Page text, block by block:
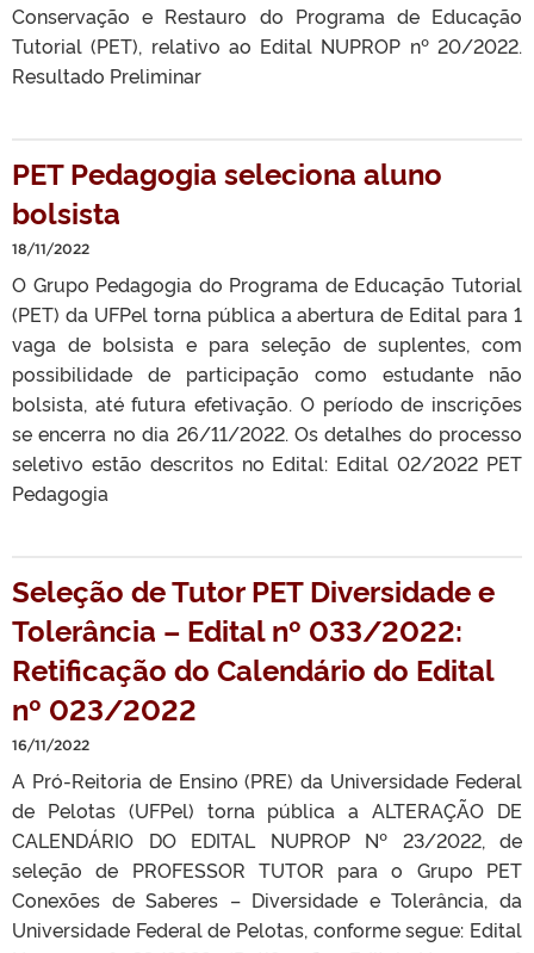
Conservação e Restauro do Programa de Educação
Tutorial (PET), relativo ao Edital NUPROP nº 20/2022.
Resultado Preliminar
PET Pedagogia seleciona aluno
bolsista
18/11/2022
O Grupo Pedagogia do Programa de Educação Tutorial
(PET) da UFPel torna pública a abertura de Edital para 1
vaga de bolsista e para seleção de suplentes, com
possibilidade de participação como estudante não
bolsista, até futura efetivação. O período de inscrições
se encerra no dia 26/11/2022. Os detalhes do processo
seletivo estão descritos no Edital: Edital 02/2022 PET
Pedagogia
Seleção de Tutor PET Diversidade e
Tolerância – Edital nº 033/2022:
Retificação do Calendário do Edital
nº 023/2022
16/11/2022
A Pró-Reitoria de Ensino (PRE) da Universidade Federal
de Pelotas (UFPel) torna pública a ALTERAÇÃO DE
CALENDÁRIO DO EDITAL NUPROP Nº 23/2022, de
seleção de PROFESSOR TUTOR para o Grupo PET
Conexões de Saberes – Diversidade e Tolerância, da
Universidade Federal de Pelotas, conforme segue: Edital